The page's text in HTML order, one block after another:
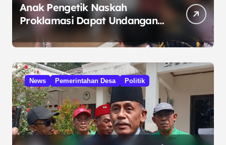
Anak Pengetik Naskah
Proklamasi Dapat Undangan
HUT RI dari Presiden
Prabowo
News Pemerintahan Desa Politik